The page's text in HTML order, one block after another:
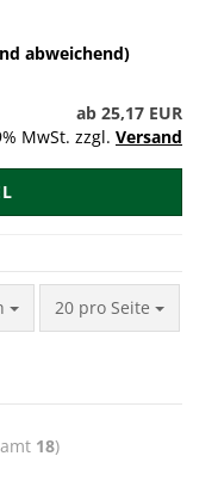
abweichend)
ab 25,17 EUR
MwSt. zzgl. Versand
20 pro Seite
pro Seite
18)